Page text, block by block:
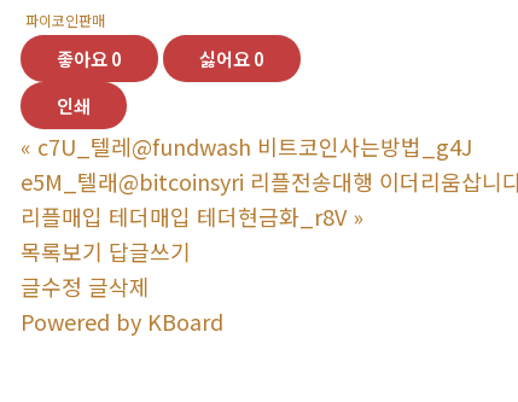
파이코인판매
좋아요0 싫어요0
인쇄
« c7U_텔레@fundwash 비트코인사는방법_g4J
e5M_텔래@bitcoinsyri 리플전송대행 이더리움삽니
리플매입 테더매입 테더현금화_r8V »
목록보기 답글쓰기
글수정 글삭제
Powered by KBoard